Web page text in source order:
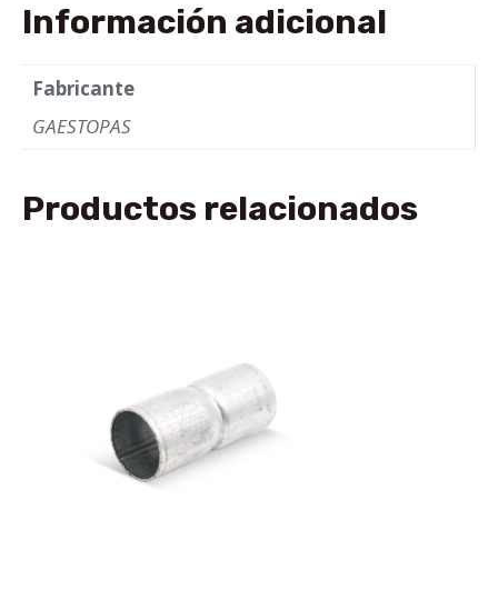
Información adicional
Fabricante
GAESTOPAS
Productos relacionados